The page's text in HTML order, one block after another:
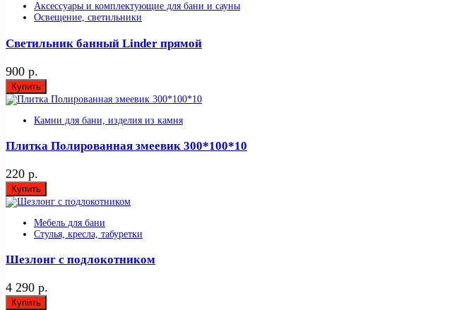
Аксессуары и комплектующие для бани и сауны
Освещение, светильники
Светильник банный Linder прямой
900 р.
Купить
Камни для бани, изделия из камня
Плитка Полированная змеевик 300*100*10
220 р.
Купить
Мебель для бани
Стулья, кресла, табуретки
Шезлонг с подлокотником
4 290 р.
Купить